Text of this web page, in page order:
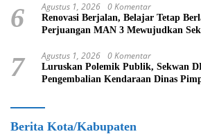
6 Agustus 1, 2026 0 Komentar
Renovasi Berjalan, Belajar Tetap
Perjuangan MAN 3 Mewujudkan
7 Agustus 1, 2026 0 Komentar
Luruskan Polemik Publik, Sekwan
Pengembalian Kendaraan Dinas
Berita Kota/Kabupaten